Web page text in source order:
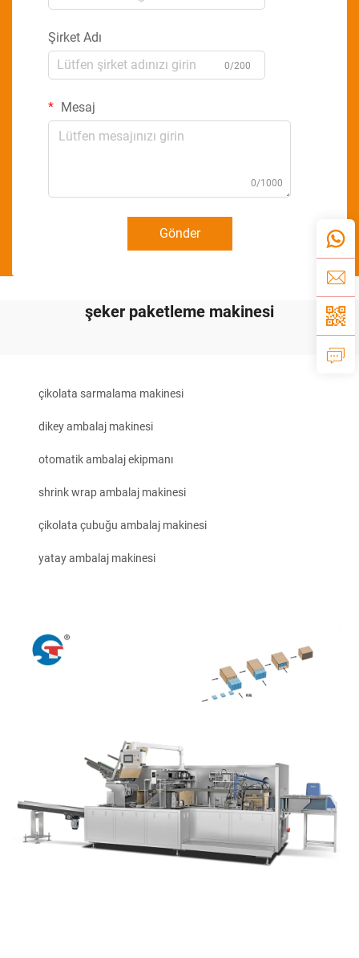
Şirket Adı
0/200
Mesaj
0/1000
Gönder
şeker paketleme makinesi
çikolata sarmalama makinesi
dikey ambalaj makinesi
otomatik ambalaj ekipmanı
shrink wrap ambalaj makinesi
çikolata çubuğu ambalaj makinesi
yatay ambalaj makinesi